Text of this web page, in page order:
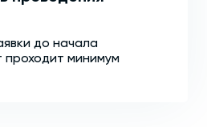
до начала
проходит минимум